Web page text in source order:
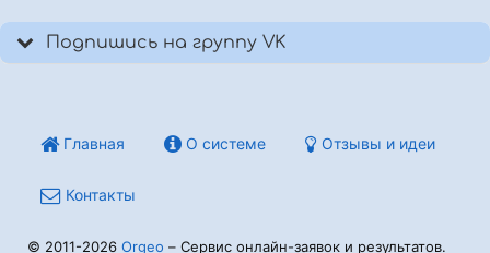
Подпишись на группу VK
Главная О системе Отзывы и идеи
Контакты
© 2011-2026 Orgeo – Сервис онлайн-заявок и результатов.